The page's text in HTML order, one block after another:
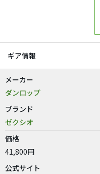
ギア情報
メーカー
ダンロップ
ブランド
ゼクシオ
価格
41,800円
公式サイト